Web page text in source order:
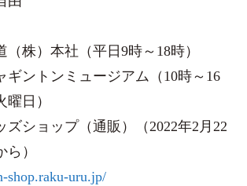
株）本社（平日9時～18時）
ントンミュージアム（10時～16
日）
ショップ（通販）（2022年2月22
）
shop.raku-uru.jp/